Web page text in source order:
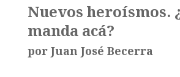
Nuevos heroísmos.
manda acá?
por Juan José Becerra